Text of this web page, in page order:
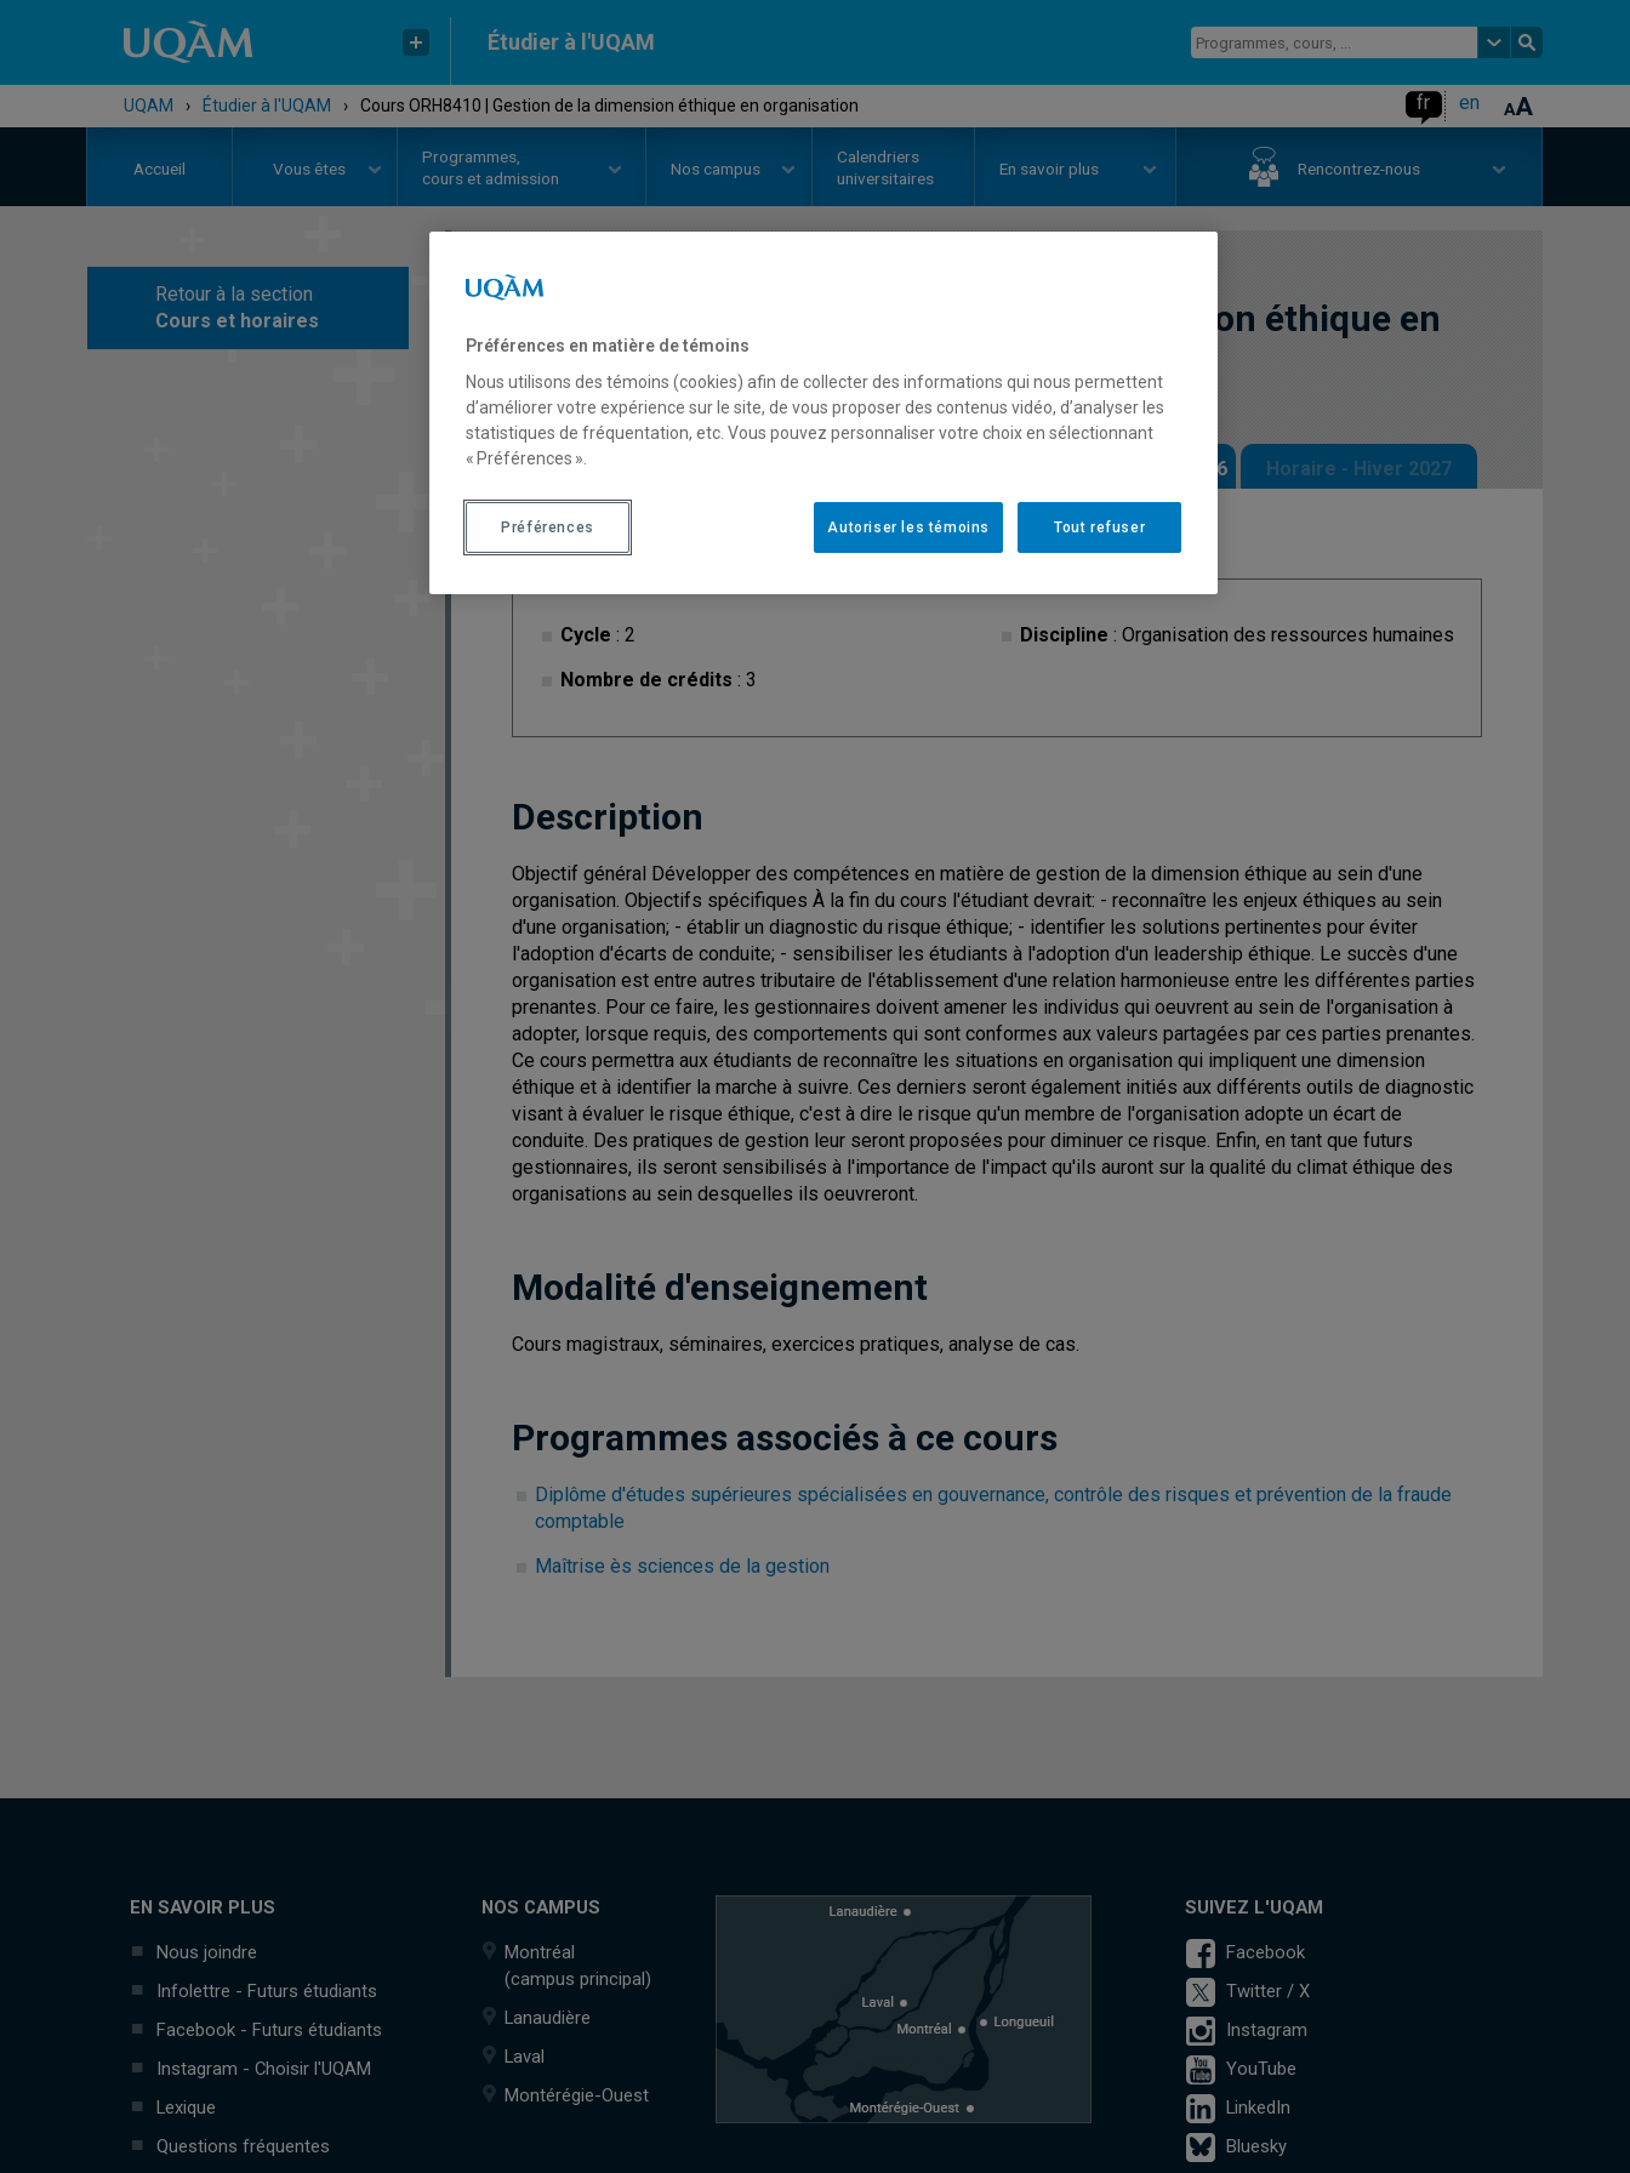
Étudier à l'UQAM
UQAM › Étudier à l'UQAM › Cours ORH8410 | Gestion de la dimension éthique en organisation fr en
Accueil Vous êtes
Programmes,
cours et admission
Nos campus
Calendriers
universitaires
En savoir plus Rencontrez-nous
Retour à la section
Cours et horaires
Gestion de la dimension éthique en
organisation
Description Horaire - Automne 2026 Horaire - Hiver 2027
Cycle : 2
Nombre de crédits : 3
Discipline : Organisation des ressources humaines
Description
Objectif général Développer des compétences en matière de gestion de la dimension éthique au sein d'une
organisation. Objectifs spécifiques À la fin du cours l'étudiant devrait: - reconnaître les enjeux éthiques au sein
d'une organisation; - établir un diagnostic du risque éthique; - identifier les solutions pertinentes pour éviter
l'adoption d'écarts de conduite; - sensibiliser les étudiants à l'adoption d'un leadership éthique. Le succès d'une
organisation est entre autres tributaire de l'établissement d'une relation harmonieuse entre les différentes parties
prenantes. Pour ce faire, les gestionnaires doivent amener les individus qui oeuvrent au sein de l'organisation à
adopter, lorsque requis, des comportements qui sont conformes aux valeurs partagées par ces parties prenantes.
Ce cours permettra aux étudiants de reconnaître les situations en organisation qui impliquent une dimension
éthique et à identifier la marche à suivre. Ces derniers seront également initiés aux différents outils de diagnostic
visant à évaluer le risque éthique, c'est à dire le risque qu'un membre de l'organisation adopte un écart de
conduite. Des pratiques de gestion leur seront proposées pour diminuer ce risque. Enfin, en tant que futurs
gestionnaires, ils seront sensibilisés à l'importance de l'impact qu'ils auront sur la qualité du climat éthique des
organisations au sein desquelles ils oeuvreront.
Modalité d'enseignement
Cours magistraux, séminaires, exercices pratiques, analyse de cas.
Programmes associés à ce cours
Diplôme d'études supérieures spécialisées en gouvernance, contrôle des risques et prévention de la fraude
comptable
Maîtrise ès sciences de la gestion
EN SAVOIR PLUS
Nous joindre
Infolettre - Futurs étudiants
Facebook - Futurs étudiants
Instagram - Choisir l'UQAM
Lexique
Questions fréquentes
NOS CAMPUS
Montréal
(campus principal)
Lanaudière
Laval
Montérégie-Ouest
SUIVEZ L'UQAM
Facebook
Twitter / X
Instagram
YouTube
LinkedIn
Bluesky
Préférences en matière de témoins
Nous utilisons des témoins (cookies) afin de collecter des informations qui nous permettent
d’améliorer votre expérience sur le site, de vous proposer des contenus vidéo, d’analyser les
statistiques de fréquentation, etc. Vous pouvez personnaliser votre choix en sélectionnant
« Préférences ».
Tout refuser
Autoriser les témoins
Préférences